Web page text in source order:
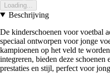
Loading...
Beschrijving
De kinderschoenen voor voetbal
speciaal ontworpen voor jonge
kampioenen op het veld te
integreren, bieden deze
prestaties en stijl, perfect voor